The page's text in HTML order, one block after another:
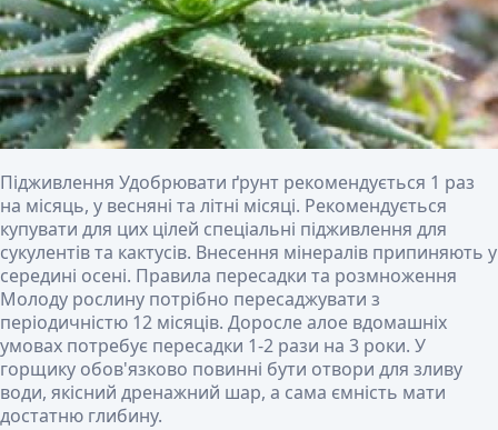
Підживлення Удобрювати ґрунт рекомендується 1 раз
на місяць, у весняні та літні місяці. Рекомендується
купувати для цих цілей спеціальні підживлення для
сукулентів та кактусів. Внесення мінералів припиняють у
середині осені. Правила пересадки та розмноження
Молоду рослину потрібно пересаджувати з
періодичністю 12 місяців. Доросле алое вдомашніх
умовах потребує пересадки 1-2 рази на 3 роки. У
горщику обов'язково повинні бути отвори для зливу
води, якісний дренажний шар, а сама ємність мати
достатню глибину.